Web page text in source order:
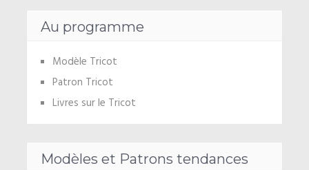
Au programme
Modèle Tricot
Patron Tricot
Livres sur le Tricot
Modèles et Patrons tendances